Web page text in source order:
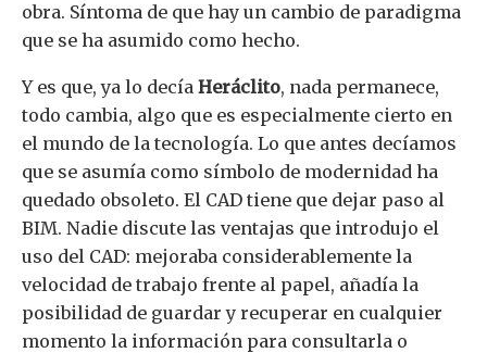
obra. Síntoma de que hay un cambio de paradigma
que se ha asumido como hecho.
Y es que, ya lo decía Heráclito, nada permanece,
todo cambia, algo que es especialmente cierto en
el mundo de la tecnología. Lo que antes decíamos
que se asumía como símbolo de modernidad ha
quedado obsoleto. El CAD tiene que dejar paso al
BIM. Nadie discute las ventajas que introdujo el
uso del CAD: mejoraba considerablemente la
velocidad de trabajo frente al papel, añadía la
posibilidad de guardar y recuperar en cualquier
momento la información para consultarla o